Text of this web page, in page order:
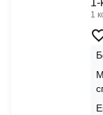
1-
1